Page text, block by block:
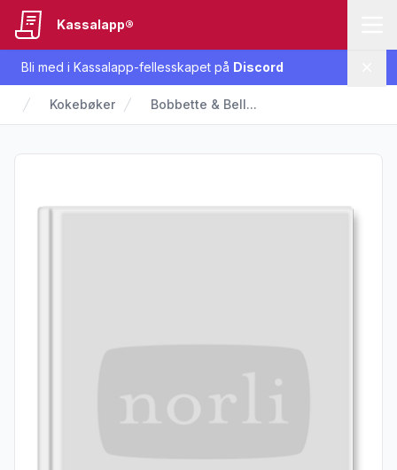
Bli med i Kassalapp-fellesskapet på Discord
Kassalapp®
Kokebøker Bobbette & Bell...